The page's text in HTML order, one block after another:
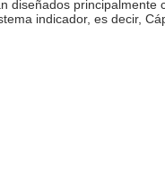
diseñados principalmente
indicador, es decir,